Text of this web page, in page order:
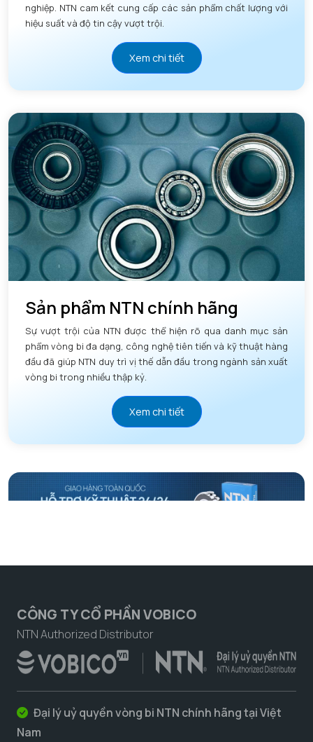
nghiệp. NTN cam kết cung cấp các sản phẩm chất lượng với
hiệu suất và độ tin cậy vượt trội.
Xem chi tiết
Sản phẩm NTN chính hãng
Sự vượt trội của NTN được thể hiện rõ qua danh mục sản
phẩm vòng bi đa dạng, công nghệ tiên tiến và kỹ thuật hàng
đầu đã giúp NTN duy trì vị thế dẫn đầu trong ngành sản xuất
vòng bi trong nhiều thập kỷ.
Xem chi tiết
CÔNG TY CỔ PHẦN VOBICO
NTN Authorized Distributor
Đại lý uỷ quyền vòng bi NTN chính hãng tại Việt
Nam